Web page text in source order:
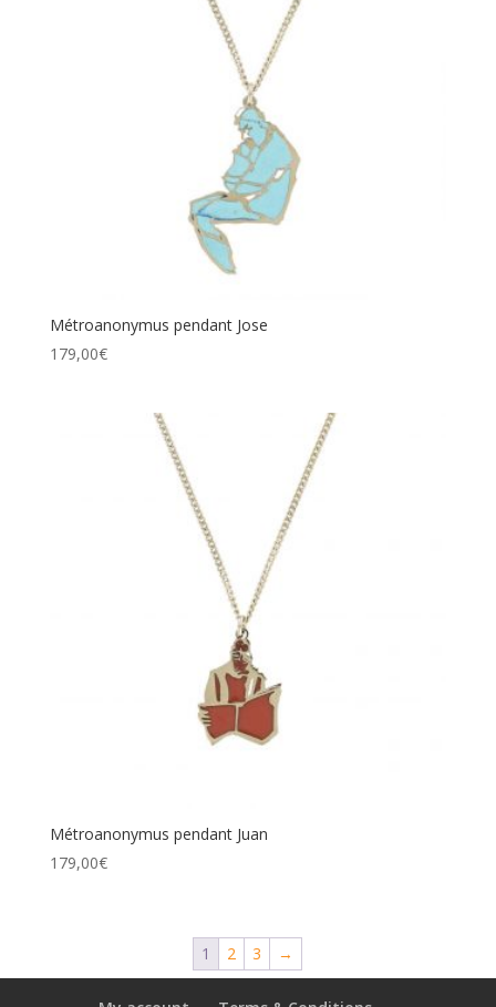
Métroanonymus pendant Jose
179,00€
Métroanonymus pendant Juan
179,00€
1 2 3 →